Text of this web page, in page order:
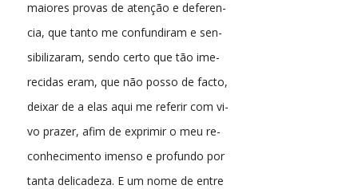
maiores provas de atenção e deferen-
cia, que tanto me confundiram e sen-
sibilizaram, sendo certo que tão ime-
recidas eram, que não posso de facto,
deixar de a elas aqui me referir com vi-
vo prazer, afim de exprimir o meu re-
conhecimento imenso e profundo por
tanta delicadeza. E um nome de entre